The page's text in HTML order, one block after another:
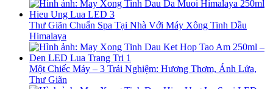
Thư Giãn Chuẩn Spa Tại Nhà Với Máy Xông Tinh Dầu
Himalaya
Một Chiếc Máy – 3 Trải Nghiệm: Hương Thơm, Ánh Lửa,
Thư Giãn